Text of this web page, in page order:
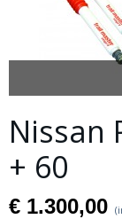
Nissan
+ 60
€ 1.300,00